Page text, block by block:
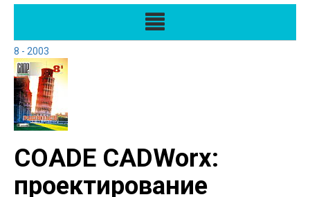
8 - 2003
COADE CADWorx:
проектирование